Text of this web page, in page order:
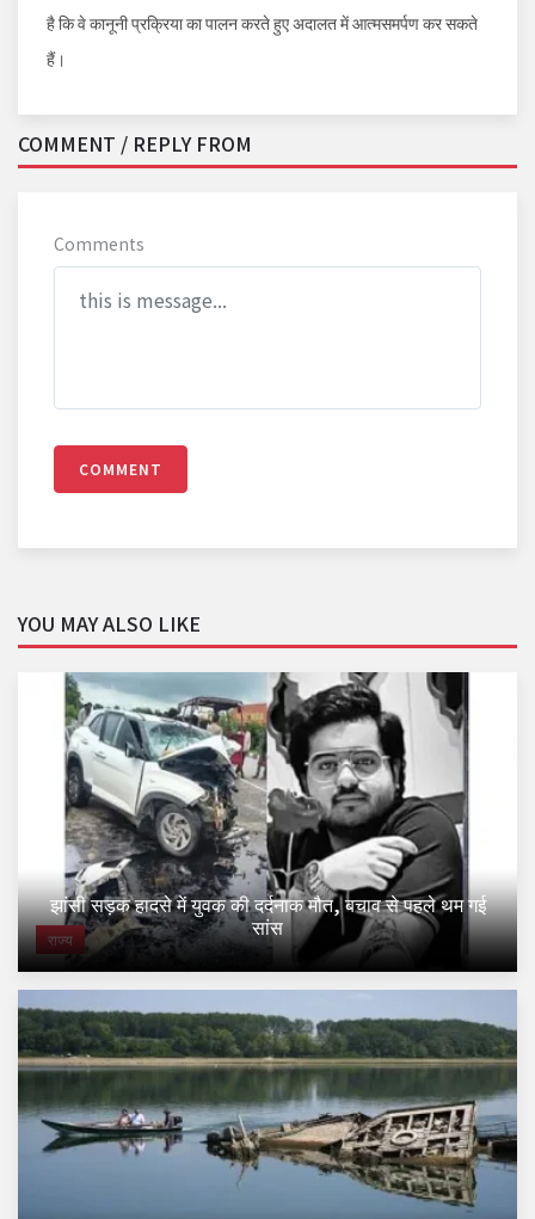
है कि वे कानूनी प्रक्रिया का पालन करते हुए अदालत में आत्मसमर्पण कर सकते
हैं।
COMMENT / REPLY FROM
Comments
COMMENT
YOU MAY ALSO LIKE
राज्य
झांसी सड़क हादसे में युवक की दर्दनाक मौत, बचाव से पहले थम गई
सांस